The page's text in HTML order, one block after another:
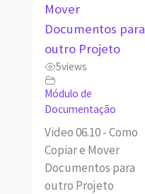
Mover
Documentos para
outro Projeto
5views
Módulo de
Documentação
Video 06.10 - Como
Copiar e Mover
Documentos para
outro Projeto